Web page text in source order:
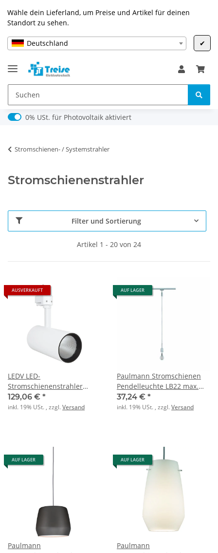
Wähle dein Lieferland, um Preise und Artikel für deinen
Standort zu sehen.
Deutschland ✔
0% USt. für Photovoltaik (§ 12 Abs. 3 UStG)
0% USt. für Photovoltaik aktiviert
Stromschienen- / Systemstrahler
Stromschienenstrahler
Filter und Sortierung
Artikel 1 - 20 von 24
AUSVERKAUFT
LEDV LED-
Stromschienenstrahler
TRACK SP D85 35W 3000K
90RA NFL WT
129,06 € *
inkl. 19% USt. , zzgl.Versand
AUF LAGER
Paulmann Stromschienen
Pendelleuchte LB22 max.
20W E14 chrom-matt
37,24 € *
inkl. 19% USt. , zzgl.Versand
AUF LAGER
Paulmann
AUF LAGER
Paulmann